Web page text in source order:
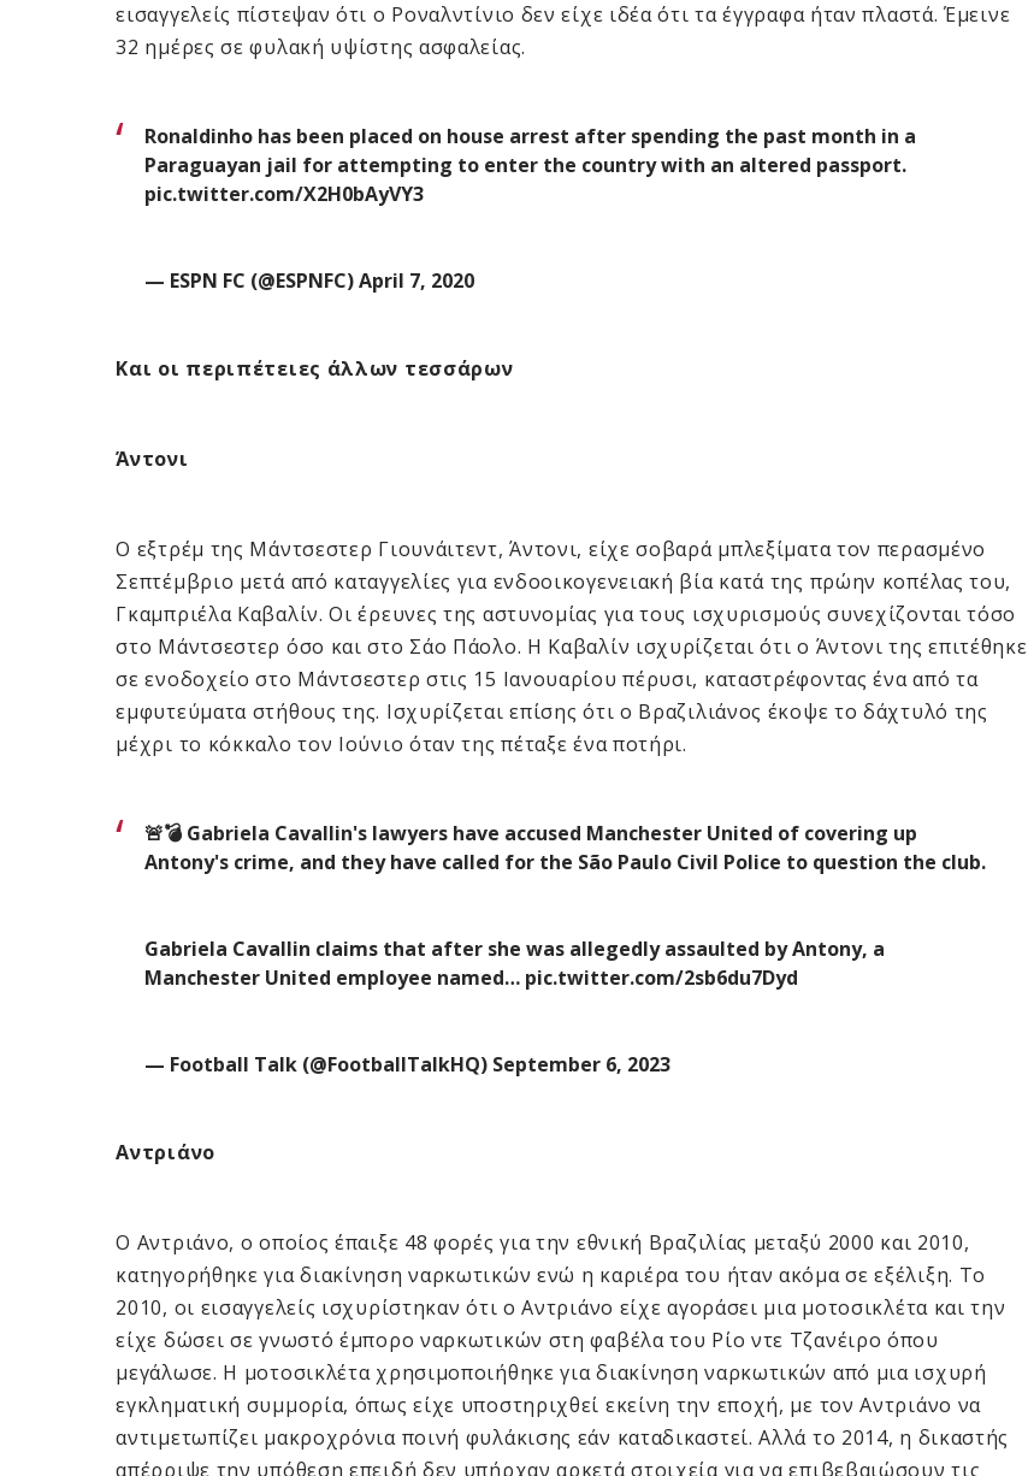
εισαγγελείς πίστεψαν ότι ο Ροναλντίνιο δεν είχε ιδέα ότι τα έγγραφα ήταν πλαστά. Έμεινε
32 ημέρες σε φυλακή υψίστης ασφαλείας.
Ronaldinho has been placed on house arrest after spending the past month in a
Paraguayan jail for attempting to enter the country with an altered passport.
pic.twitter.com/X2H0bAyVY3
— ESPN FC (@ESPNFC)April 7, 2020
Και οι περιπέτειες άλλων τεσσάρων
Άντονι
Ο εξτρέμ της Μάντσεστερ Γιουνάιτεντ, Άντονι, είχε σοβαρά μπλεξίματα τον περασμένο
Σεπτέμβριο μετά από καταγγελίες για ενδοοικογενειακή βία κατά της πρώην κοπέλας του,
Γκαμπριέλα Καβαλίν. Οι έρευνες της αστυνομίας για τους ισχυρισμούς συνεχίζονται τόσο
στο Μάντσεστερ όσο και στο Σάο Πάολο. Η Καβαλίν ισχυρίζεται ότι ο Άντονι της επιτέθηκε
σε ενοδοχείο στο Μάντσεστερ στις 15 Ιανουαρίου πέρυσι, καταστρέφοντας ένα από τα
εμφυτεύματα στήθους της. Ισχυρίζεται επίσης ότι ο Βραζιλιάνος έκοψε το δάχτυλό της
μέχρι το κόκκαλο τον Ιούνιο όταν της πέταξε ένα ποτήρι.
🚨💣 Gabriela Cavallin's lawyers have accused Manchester United of covering up
Antony's crime, and they have called for the São Paulo Civil Police to question the club.
Gabriela Cavallin claims that after she was allegedly assaulted by Antony, a
Manchester United employee named… pic.twitter.com/2sb6du7Dyd
— Football Talk (@FootballTalkHQ) September 6, 2023
Αντριάνο
Ο Αντριάνο, ο οποίος έπαιξε 48 φορές για την εθνική Βραζιλίας μεταξύ 2000 και 2010,
κατηγορήθηκε για διακίνηση ναρκωτικών ενώ η καριέρα του ήταν ακόμα σε εξέλιξη. Το
2010, οι εισαγγελείς ισχυρίστηκαν ότι ο Αντριάνο είχε αγοράσει μια μοτοσικλέτα και την
είχε δώσει σε γνωστό έμπορο ναρκωτικών στη φαβέλα του Ρίο ντε Τζανέιρο όπου
μεγάλωσε. Η μοτοσικλέτα χρησιμοποιήθηκε για διακίνηση ναρκωτικών από μια ισχυρή
εγκληματική συμμορία, όπως είχε υποστηριχθεί εκείνη την εποχή, με τον Αντριάνο να
αντιμετωπίζει μακροχρόνια ποινή φυλάκισης εάν καταδικαστεί. Αλλά το 2014, η δικαστής
απέρριψε την υπόθεση επειδή δεν υπήρχαν αρκετά στοιχεία για να επιβεβαιώσουν τις